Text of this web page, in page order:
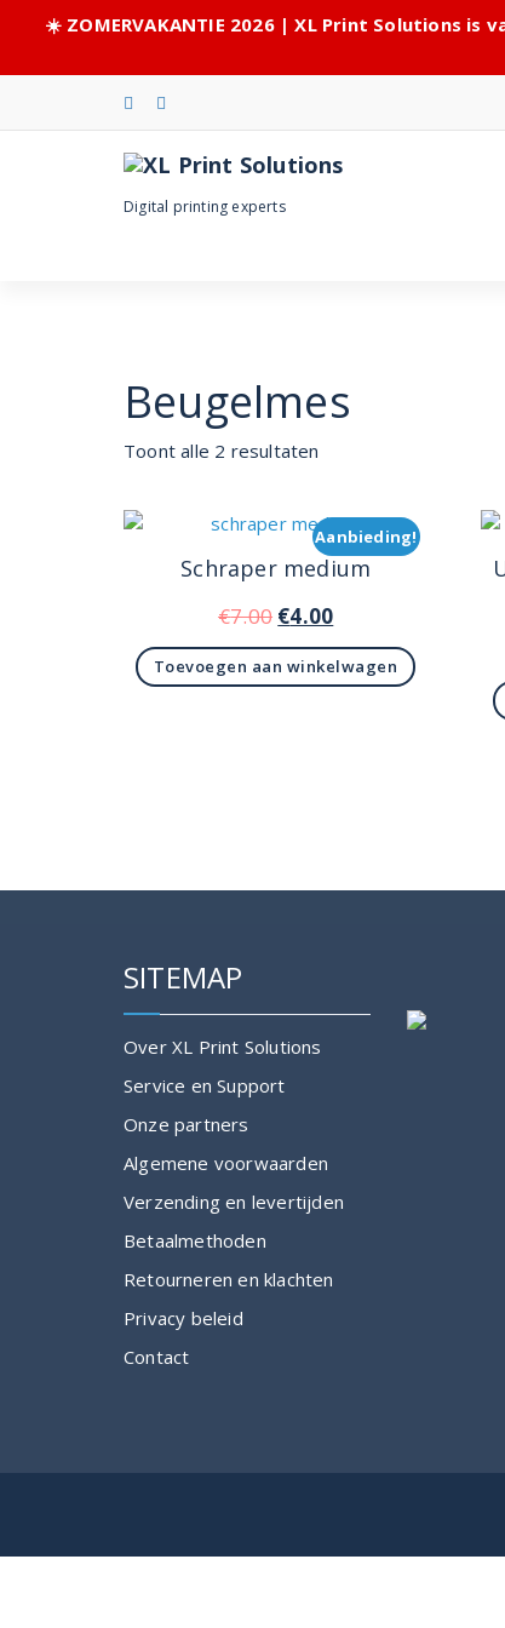
☀️ ZOMERVAKANTIE 2026 | XL Print Solutions
Digital printing experts
Beugelmes
Toont alle 2 resultaten
Aanbieding!
Schraper medium
€7.00 Oorspronkelijke
prijs
was:
€4.00Huidige
prijs
is:
Toevoegen aan winkelwagen
SITEMAP
Over XL Print Solutions
Service en Support
Onze partners
Algemene voorwaarden
Verzending en levertijden
Betaalmethoden
Retourneren en klachten
Privacy beleid
Contact